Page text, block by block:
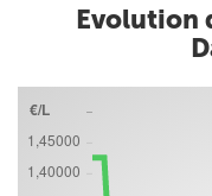
Evolution